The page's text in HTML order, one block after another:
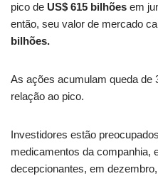
pico de US$ 615 bilhões em
então, seu valor de mercado
bilhões.
As ações acumulam queda de
relação ao pico.
Investidores estão
medicamentos da companhia,
decepcionantes, em